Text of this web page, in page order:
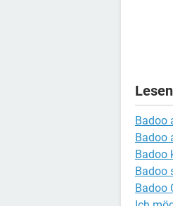
Badoo
Badoo
Badoo
Badoo
Badoo